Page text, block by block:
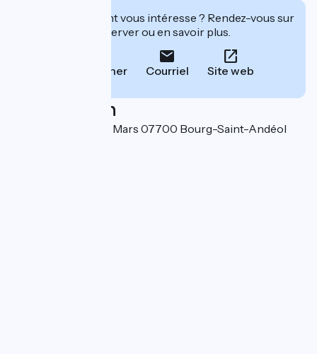
Cet établissement vous intéresse ? Rendez-vous sur
leur site pour réserver ou en savoir plus.
Téléphoner Courriel Site web
Localisation
Place du Champ de Mars 07700 Bourg-Saint-Andéol